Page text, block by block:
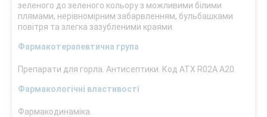
зеленого до зеленого кольору з можливими білими
плямами, нерівномірним забарвленням, бульбашками
повітря та злегка зазубленими краями.
Фармакотерапевтична група
Препарати для горла. Антисептики. Код АТХ R02A A20.
Фармакологічні властивості
Фармакодинаміка.